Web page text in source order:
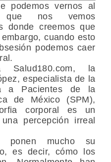
podemos vernos al
nos vemos
donde creemos que
cuando esto
podemos caer
la
especialista de la
a Pacientes de la
de México (SPM),
corporal es un
percepción irreal
ponen mucho su
es decir, cómo los